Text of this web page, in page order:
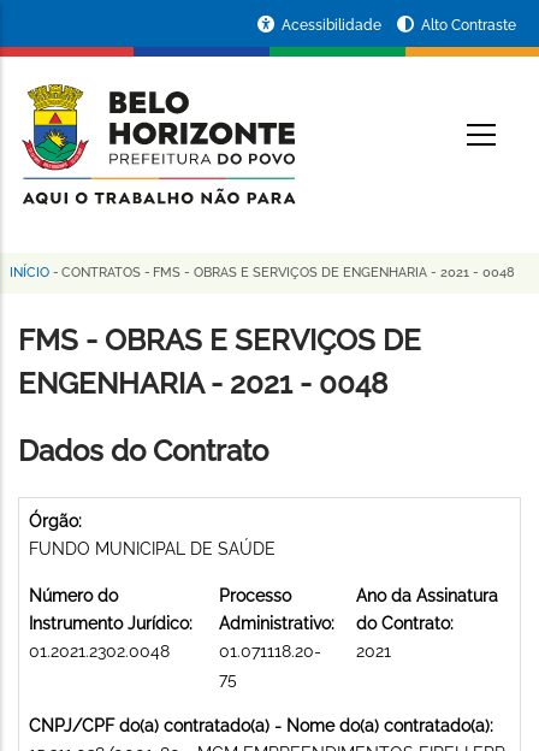
conteúdo
principal
da
Prefeitura
de
Horizonte
Acessibilidade Alto Contraste
Trilha
de
navegação
INÍCIO - CONTRATOS - FMS - OBRAS E SERVIÇOS DE ENGENHARIA - 2021 - 0048
FMS - OBRAS E SERVIÇOS DE
ENGENHARIA - 2021 - 0048
Dados do Contrato
Órgão:
FUNDO MUNICIPAL DE SAÚDE
Número do
Instrumento Jurídico:
01.2021.2302.0048
Processo
Administrativo:
01.071118.20-
75
Ano da Assinatura
do Contrato:
2021
CNPJ/CPF do(a) contratado(a) - Nome do(a) contratado(a):